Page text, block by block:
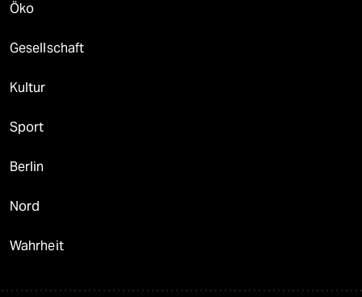
Öko
Gesellschaft
Kultur
Sport
Berlin
Nord
Wahrheit